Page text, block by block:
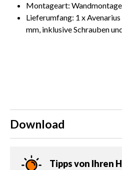
Montageart: Wandmontage
Lieferumfang: 1 x
mm, inklusive Schrauben
Download
Tipps von Ihren